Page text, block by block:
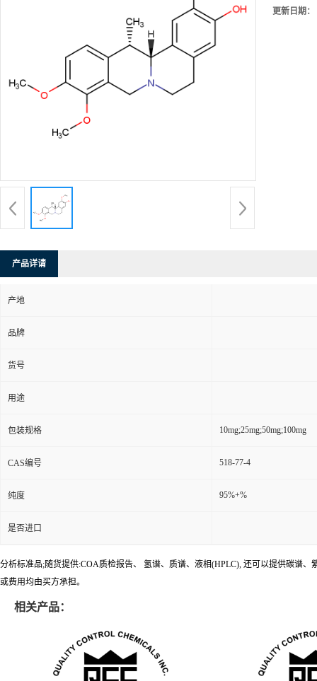
更新日期：
产品详请
产地
品牌
货号
用途
包装规格 10mg;25mg;50mg;100mg
CAS编号 518-77-4
纯度 95%+%
是否进口
分析标准品;随货提供:COA质检报告、 氢谱、质谱、液相(HPLC), 还可以提供碳谱
或费用均由买方承担。
相关产品：